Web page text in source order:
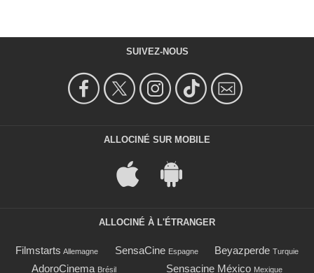
SUIVEZ-NOUS
ALLOCINÉ SUR MOBILE
ALLOCINÉ À L'ÉTRANGER
Filmstarts Allemagne SensaCine Espagne Beyazperde Turquie
AdoroCinema Brésil Sensacine México Mexique